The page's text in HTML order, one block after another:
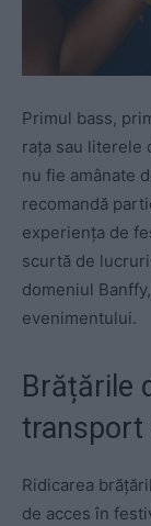
Primul bass,
rața sau literele
nu fie amânate
recomandă
experiența de
scurtă de
domeniul
evenimentului.
Brățările
transport
Ridicarea
de acces în